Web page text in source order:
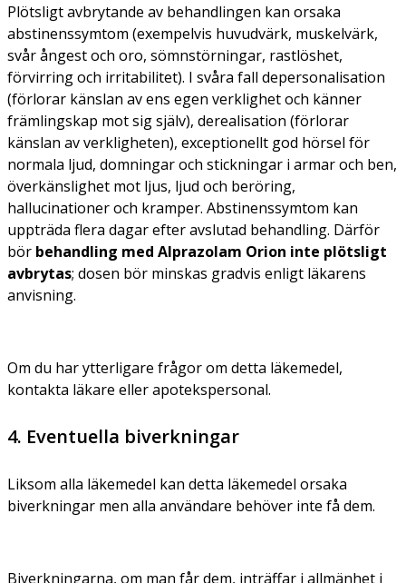
Plötsligt avbrytande av behandlingen kan orsaka
abstinenssymtom (exempelvis huvudvärk, muskelvärk,
svår ångest och oro, sömnstörningar, rastlöshet,
förvirring och irritabilitet). I svåra fall depersonalisation
(förlorar känslan av ens egen verklighet och känner
främlingskap mot sig själv), derealisation (förlorar
känslan av verkligheten), exceptionellt god hörsel för
normala ljud, domningar och stickningar i armar och ben,
överkänslighet mot ljus, ljud och beröring,
hallucinationer och kramper. Abstinenssymtom kan
uppträda flera dagar efter avslutad behandling. Därför
bör behandling med Alprazolam Orion inte plötsligt
avbrytas; dosen bör minskas gradvis enligt läkarens
anvisning.
Om du har ytterligare frågor om detta läkemedel,
kontakta läkare eller apotekspersonal.
4. Eventuella biverkningar
Liksom alla läkemedel kan detta läkemedel orsaka
biverkningar men alla användare behöver inte få dem.
Biverkningarna, om man får dem, inträffar i allmänhet i